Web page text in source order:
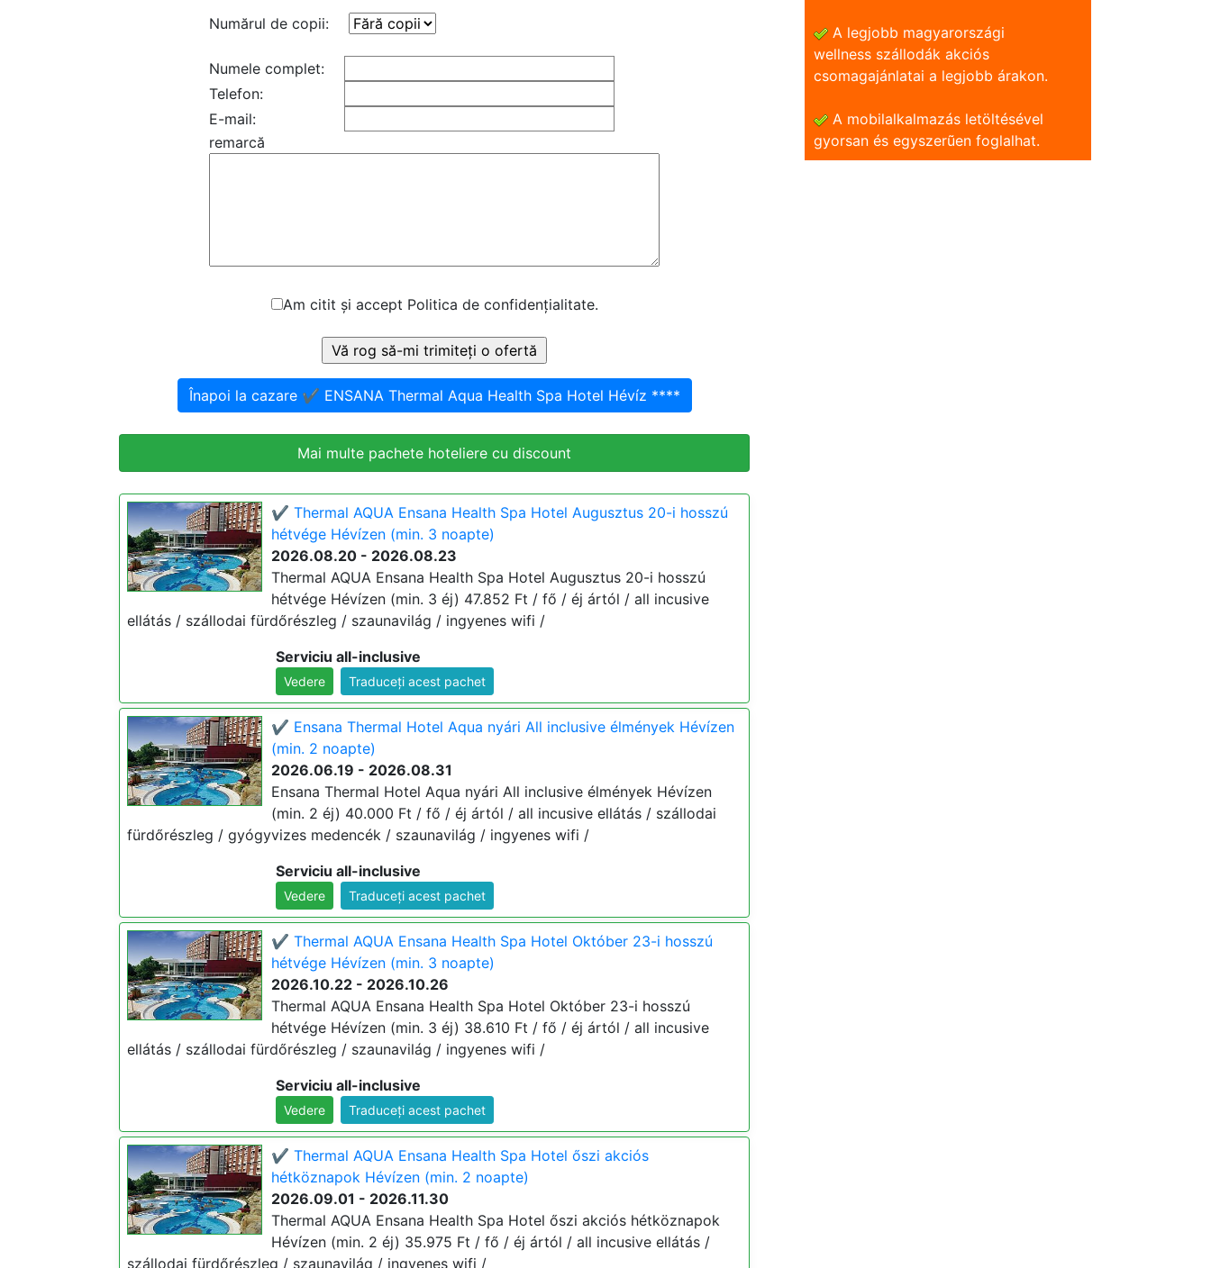
Numărul de copii:
Numele complet:
Telefon:
E-mail:
remarcă
Am citit și accept Politica de confidențialitate.
Înapoi la cazare ✔️ ENSANA Thermal Aqua Health Spa Hotel Hévíz ****
Mai multe pachete hoteliere cu discount
✔️ Thermal AQUA Ensana Health Spa Hotel Augusztus 20-i hosszú
hétvége Hévízen (min. 3 noapte)
2026.08.20 - 2026.08.23
Thermal AQUA Ensana Health Spa Hotel Augusztus 20-i hosszú
hétvége Hévízen (min. 3 éj) 47.852 Ft / fő / éj ártól / all incusive
ellátás / szállodai fürdőrészleg / szaunavilág / ingyenes wifi /
Serviciu all-inclusive
Vedere Traduceți acest pachet
✔️ Ensana Thermal Hotel Aqua nyári All inclusive élmények Hévízen
(min. 2 noapte)
2026.06.19 - 2026.08.31
Ensana Thermal Hotel Aqua nyári All inclusive élmények Hévízen
(min. 2 éj) 40.000 Ft / fő / éj ártól / all incusive ellátás / szállodai
fürdőrészleg / gyógyvizes medencék / szaunavilág / ingyenes wifi /
Serviciu all-inclusive
Vedere Traduceți acest pachet
✔️ Thermal AQUA Ensana Health Spa Hotel Október 23-i hosszú
hétvége Hévízen (min. 3 noapte)
2026.10.22 - 2026.10.26
Thermal AQUA Ensana Health Spa Hotel Október 23-i hosszú
hétvége Hévízen (min. 3 éj) 38.610 Ft / fő / éj ártól / all incusive
ellátás / szállodai fürdőrészleg / szaunavilág / ingyenes wifi /
Serviciu all-inclusive
Vedere Traduceți acest pachet
✔️ Thermal AQUA Ensana Health Spa Hotel őszi akciós
hétköznapok Hévízen (min. 2 noapte)
2026.09.01 - 2026.11.30
Thermal AQUA Ensana Health Spa Hotel őszi akciós hétköznapok
Hévízen (min. 2 éj) 35.975 Ft / fő / éj ártól / all incusive ellátás /
szállodai fürdőrészleg / szaunavilág / ingyenes wifi /
A legjobb magyarországi
wellness szállodák akciós
csomagajánlatai a legjobb árakon.
A mobilalkalmazás letöltésével
gyorsan és egyszerũen foglalhat.